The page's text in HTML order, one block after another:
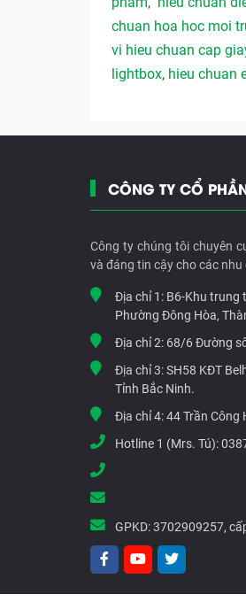
chuan hoa hoc moi
vi hieu chuan cap
lightbox, hieu chuan
CÔNG TY CỔ
Công ty chúng tôi chuyên
và đáng tin cậy cho các
Địa chỉ 1: B6-Khu trung
Phường Đông Hòa,
Địa chỉ 2: 68/6 Đường
Địa chỉ 3:SH58 KĐT
Tỉnh Bắc Ninh.
Địa chỉ 4:44 Trần Công
Hotline 1 (Mrs. Tú):
GPKD:3702909257,